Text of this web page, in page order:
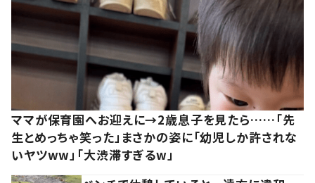
ママが保育園へお迎えに→2歳息子を見たら……「先
生とめっちゃ笑った」まさかの姿に「幼児しか許されな
いヤツww」「大渋滞すぎるw」